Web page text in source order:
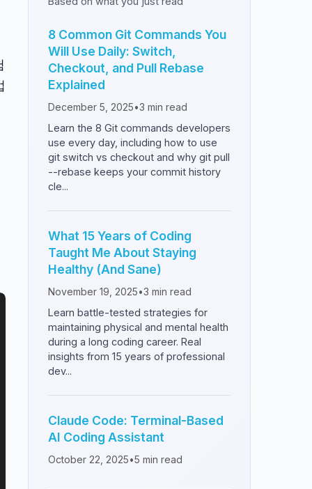
8 Common Git Commands You
Will Use Daily: Switch,
Checkout, and Pull Rebase
Explained
December 5, 2025•3 min read
Learn the 8 Git commands developers
use every day, including how to use
git switch vs checkout and why git pull
--rebase keeps your commit history
cle...
What 15 Years of Coding
Taught Me About Staying
Healthy (And Sane)
November 19, 2025•3 min read
Learn battle-tested strategies for
maintaining physical and mental health
during a long coding career. Real
insights from 15 years of professional
dev...
Claude Code: Terminal-Based
AI Coding Assistant
October 22, 2025•5 min read